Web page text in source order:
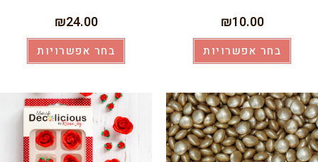
₪10.00
בחר אפשרויות
₪24.00
בחר אפשרויות